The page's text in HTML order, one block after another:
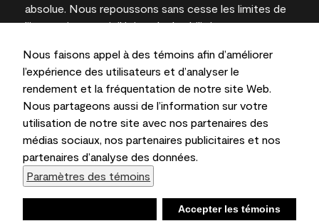
Nous faisons appel à des témoins afin d’améliorer
l’expérience des utilisateurs et d’analyser le
rendement et la fréquentation de notre site Web.
Nous partageons aussi de l’information sur votre
utilisation de notre site avec nos partenaires des
médias sociaux, nos partenaires publicitaires et nos
partenaires d’analyse des données.
Paramètres des témoins
Accepter les témoins
absolue. Nous repoussons sans cesse les limites de
l’innovation et privilégions la durabilité pour
l’expertise locale.
Les couleurs représentées à l’écran et sur les
documents imprimés peuvent différer des couleurs
en contenant.